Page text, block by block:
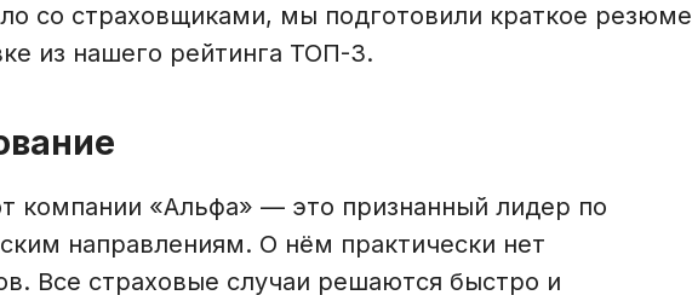
со страховщиками, мы подготовили краткое резюме
из нашего рейтинга ТОП-3.
компании «Альфа» — это признанный лидер по
направлениям. О нём практически нет
Все страховые случаи решаются быстро и